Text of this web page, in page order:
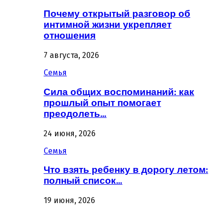
Почему открытый разговор об
интимной жизни укрепляет
отношения
7 августа, 2026
Семья
Сила общих воспоминаний: как
прошлый опыт помогает
преодолеть…
24 июня, 2026
Семья
Что взять ребенку в дорогу летом:
полный список…
19 июня, 2026